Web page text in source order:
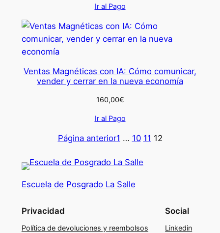
Ir al Pago
Ventas Magnéticas con IA: Cómo comunicar,
vender y cerrar en la nueva economía
160,00€
Ir al Pago
Página anterior1 … 10 11 12
Escuela de Posgrado La Salle
Privacidad
Política de devoluciones y reembolsos
Social
Linkedin